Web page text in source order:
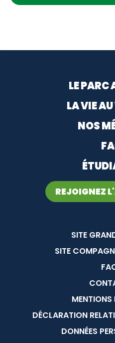
Menu footerLE PARC
LA VIE
NOS
REJOIGNEZ
Menu Pied de
SITE
SITE
MENTIONS
DÉCLARATION
DONNÉES